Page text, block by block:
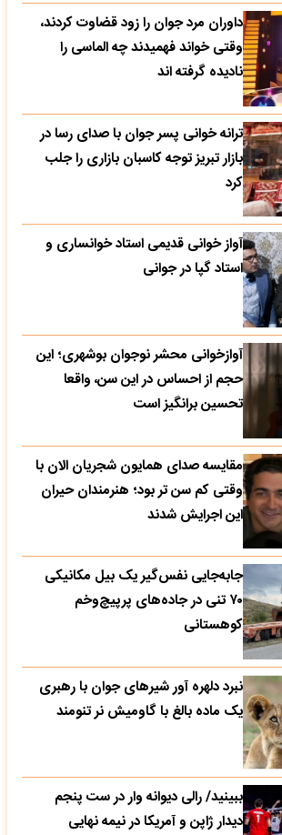
داوران مرد جوان را زود قضاوت کردند،
وقتی خواند فهمیدند چه الماسی را
نادیده گرفته اند
ترانه خوانی پسر جوان با صدای رسا در
بازار تبریز توجه کاسبان بازاری را جلب
کرد
آواز خوانی قدیمی استاد خوانساری و
استاد گپا در جوانی
آوازخوانی محشر نوجوان بوشهری؛ این
حجم از احساس در این سن، واقعا
تحسین‌ برانگیز است
مقایسه صدای همایون شجریان الان با
وقتی کم سن تر بود؛ هنرمندان حیران
این اجرایش شدند
جابه‌جایی نفس‌گیر یک بیل مکانیکی
۷۰ تنی در جاده‌های پرپیچ‌وخم
کوهستانی
نبرد دلهره آور شیرهای جوان با رهبری
یک ماده بالغ با گاومیش نر تنومند
ببینید/ رالی دیوانه وار در ست پنجم
دیدار ژاپن و آمریکا در نیمه نهایی